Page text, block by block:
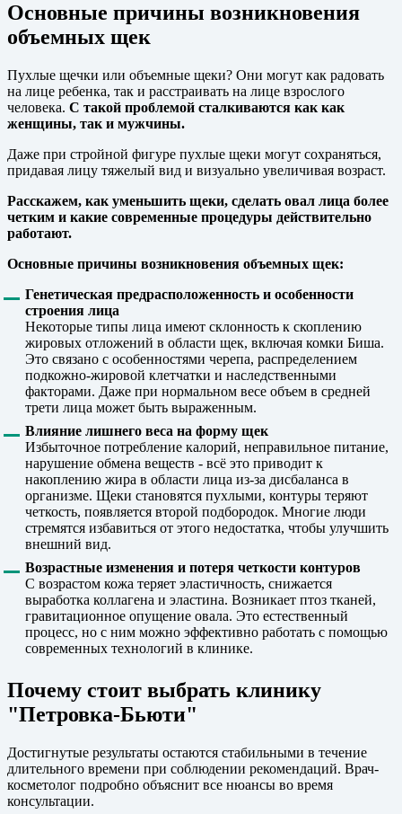
Основные причины возникновения
объемных щек
Пухлые щечки или объемные щеки? Они могут как радовать
на лице ребенка, так и расстраивать на лице взрослого
человека. С такой проблемой сталкиваются как как
женщины, так и мужчины.
Даже при стройной фигуре пухлые щеки могут сохраняться,
придавая лицу тяжелый вид и визуально увеличивая возраст.
Расскажем, как уменьшить щеки, сделать овал лица более
четким и какие современные процедуры действительно
работают.
Основные причины возникновения объемных щек:
Генетическая предрасположенность и особенности
строения лица
Некоторые типы лица имеют склонность к скоплению
жировых отложений в области щек, включая комки Биша.
Это связано с особенностями черепа, распределением
подкожно-жировой клетчатки и наследственными
факторами. Даже при нормальном весе объем в средней
трети лица может быть выраженным.
Влияние лишнего веса на форму щек
Избыточное потребление калорий, неправильное питание,
нарушение обмена веществ - всё это приводит к
накоплению жира в области лица из-за дисбаланса в
организме. Щеки становятся пухлыми, контуры теряют
четкость, появляется второй подбородок. Многие люди
стремятся избавиться от этого недостатка, чтобы улучшить
внешний вид.
Возрастные изменения и потеря четкости контуров
С возрастом кожа теряет эластичность, снижается
выработка коллагена и эластина. Возникает птоз тканей,
гравитационное опущение овала. Это естественный
процесс, но с ним можно эффективно работать с помощью
современных технологий в клинике.
Почему стоит выбрать клинику
"Петровка-Бьюти"
Достигнутые результаты остаются стабильными в течение
длительного времени при соблюдении рекомендаций. Врач-
косметолог подробно объяснит все нюансы во время
консультации.